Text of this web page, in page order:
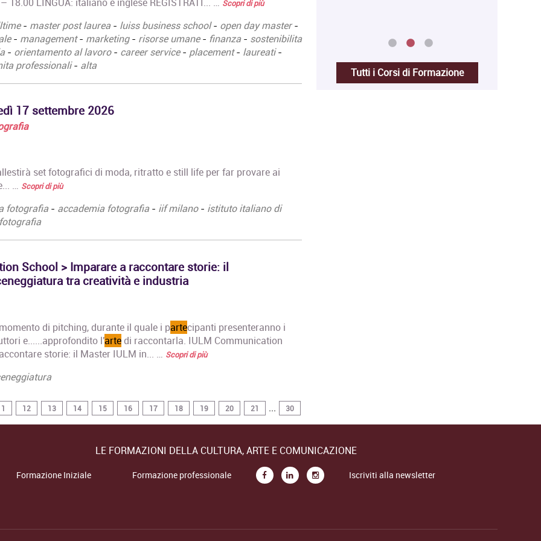
Scopri di più
- master post laurea- luiss business school- open day master-
- management- marketing- risorse umane- finanza- sostenibilita
- orientamento al lavoro- career service- placement- laureati-
professionali- alta
17 settembre 2026
set fotografici di moda, ritratto e still life per far provare ai
… Scopri di più
fotografia- accademia fotografia- iif milano- istituto italiano di
School > Imparare a raccontare storie: il
tra creatività e industria
di pitching, durante il quale i partecipanti presenteranno i
e......approfondito l'artedi raccontarla. IULM Communication
storie: il Master IULM in... … Scopri di più
12 13 14 15 16 17 18 19 20 21 ... 30
approfondita dei
compiti…
Tutti i Corsi di Formazione
LE FORMAZIONI DELLA CULTURA, ARTE E COMUNICAZIONE
Formazione Iniziale Formazione professionale Iscriviti alla newsletter